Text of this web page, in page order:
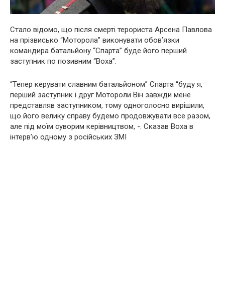
Стало відомо, що після смерті терориста Арсена Павлова
на прізвисько “Моторола” виконувати обов’язки
командира батальйону “Спарта” буде його перший
заступник по позивним “Воха”.
“Тепер керувати славним батальйоном” Спарта “буду я,
перший заступник і друг Мотороли Він завжди мене
представляв заступником, тому одноголосно вирішили,
що його велику справу будемо продовжувати все разом,
але під моїм суворим керівництвом, -. Сказав Воха в
інтерв’ю одному з російських ЗМІ